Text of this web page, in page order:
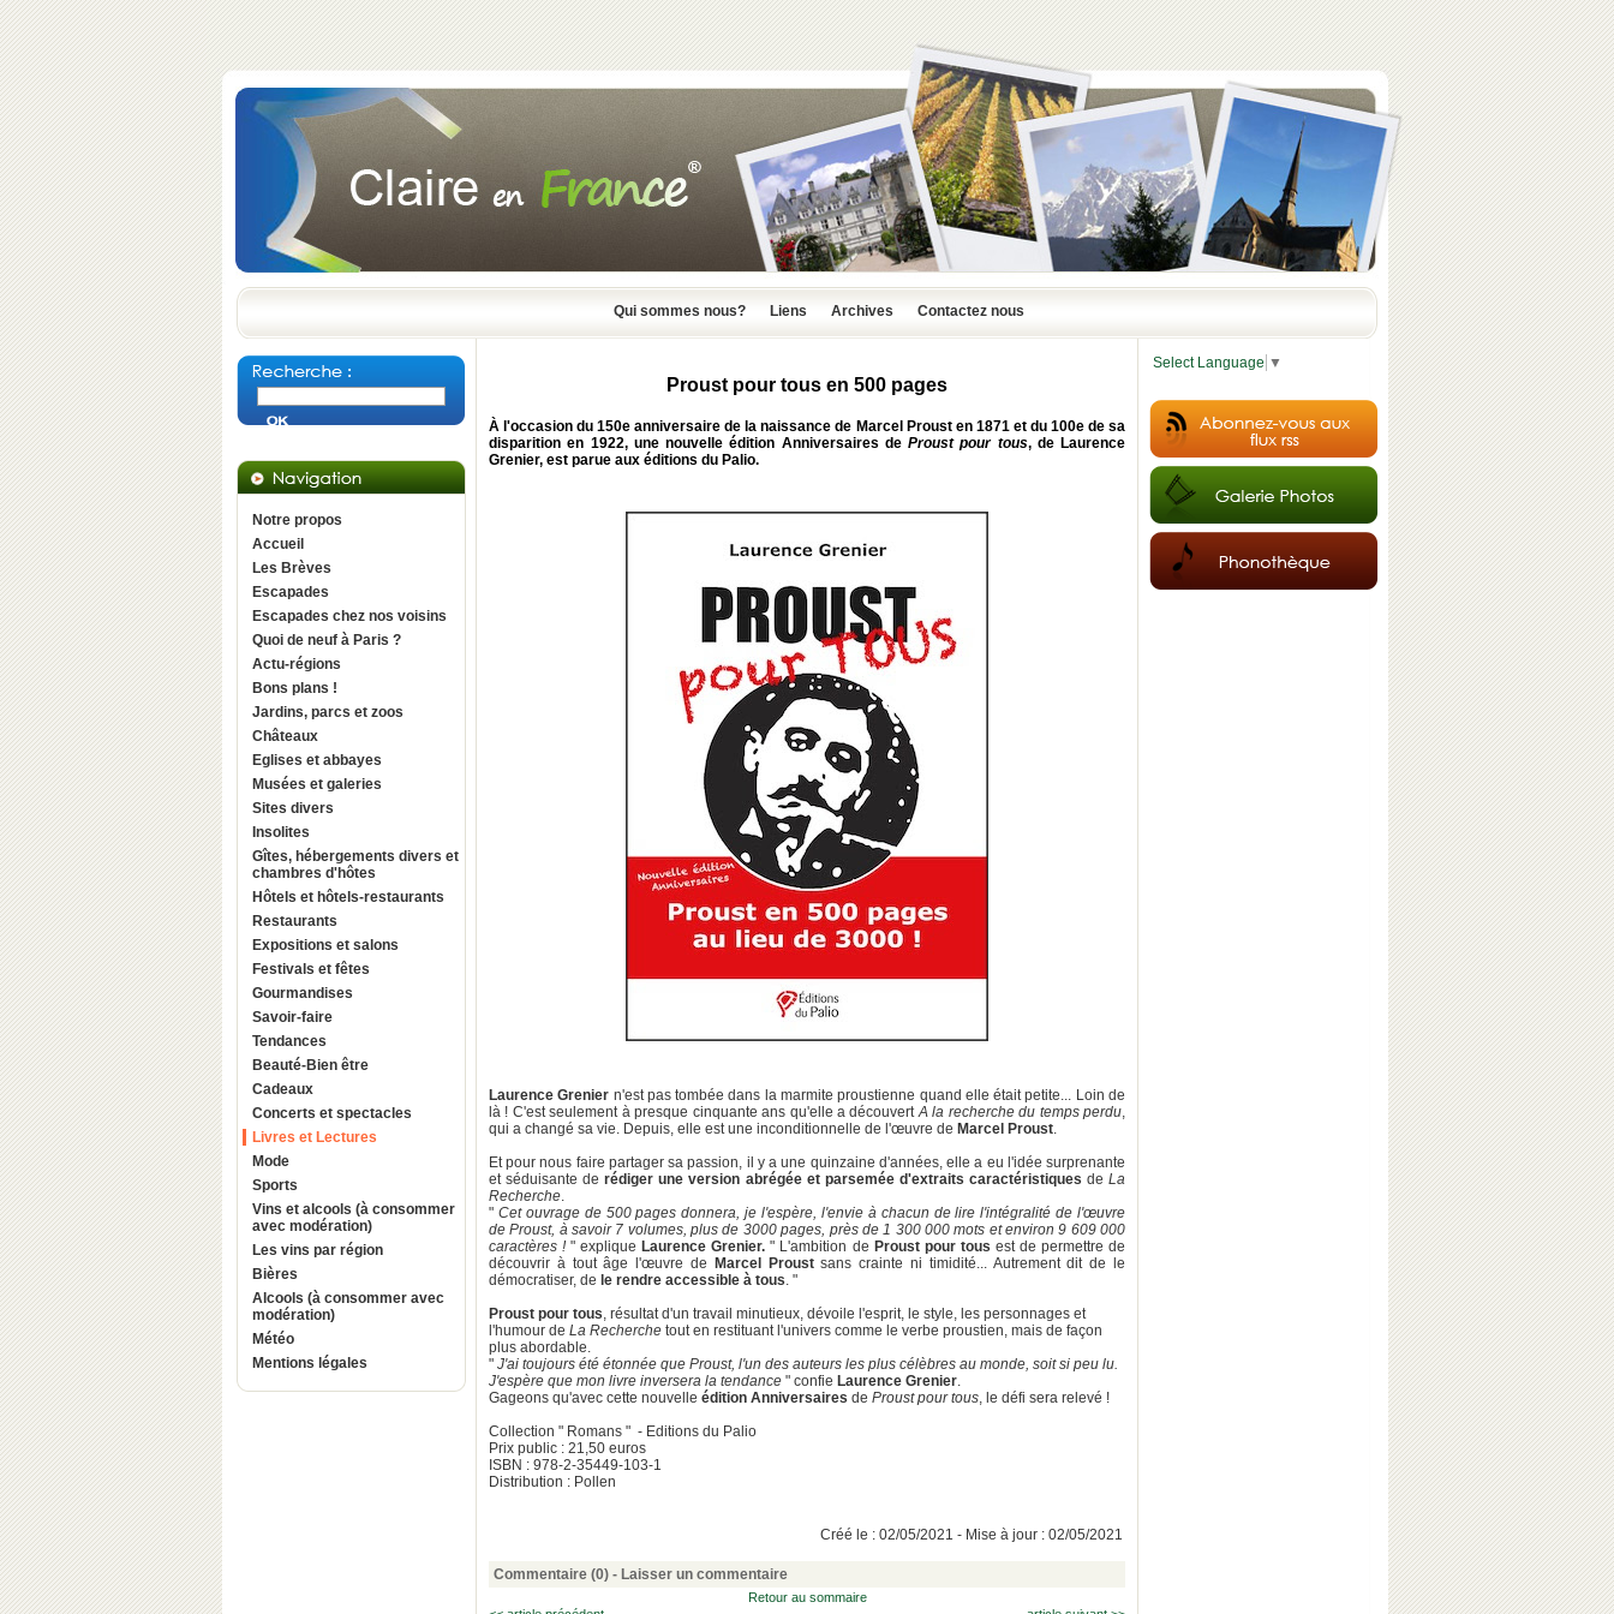
Qui sommes nous? Liens Archives Contactez nous
Notre propos
Accueil
Les Brèves
Escapades
Escapades chez nos voisins
Quoi de neuf à Paris ?
Actu-régions
Bons plans !
Jardins, parcs et zoos
Châteaux
Eglises et abbayes
Musées et galeries
Sites divers
Insolites
Gîtes, hébergements divers et
chambres d'hôtes
Hôtels et hôtels-restaurants
Restaurants
Expositions et salons
Festivals et fêtes
Gourmandises
Savoir-faire
Tendances
Beauté-Bien être
Cadeaux
Concerts et spectacles
Livres et Lectures
Mode
Sports
Vins et alcools (à consommer
avec modération)
Les vins par région
Bières
Alcools (à consommer avec
modération)
Météo
Mentions légales
Proust pour tous en 500 pages
À l'occasion du150e anniversaire de la naissance de Marcel Proust en 1871 et du 100e de sa
disparition en 1922, une nouvelle édition Anniversaires de Proust pour tous, de Laurence
Grenier, est parue aux éditions du Palio.
Laurence Grenier n'est pas tombée dans la marmite proustienne quand elle était petite... Loin de
là ! C'est seulement à presque cinquante ans qu'elle a découvertA la recherche du temps perdu,
qui a changé sa vie. Depuis, elle est une inconditionnelle de l'œuvre de Marcel Proust.
Et pour nous faire partager sa passion, il y a une quinzaine d'années, elle a eu l'idée surprenante
et séduisante de rédiger une version abrégée et parsemée d'extraits caractéristiques deLa
Recherche.
" Cet ouvrage de 500 pages donnera, je l'espère, l'envie à chacun de lire l'intégralité de l'œuvre
de Proust, à savoir 7 volumes, plus de 3000 pages, près de 1 300 000 mots et environ 9 609 000
caractères !" explique Laurence Grenier. " L'ambition de Proust pour tous est de permettre de
découvrir à tout âge l'œuvre de
Marcel Proustsans crainte ni timidité... Autrement dit de le
démocratiser, de le rendre accessible à tous. "
Proust pour tous, résultat d'un travail minutieux, dévoile l'esprit, le style, les personnages et
l'humour de La Recherche tout en restituant l'univers comme le verbe proustien, mais de façon
plus abordable.
" J'ai toujours été étonnée que Proust, l'un des auteurs les plus célèbres au monde, soit si peu lu.
J'espère que mon livre inversera la tendance " confie Laurence Grenier.
Gageons qu'avec cette nouvelle édition Anniversaires de Proust pour tous, le défi sera relevé !
Collection " Romans " - Editions du Palio
Prix public : 21,50 euros
ISBN : 978-2-35449-103-1
Distribution : Pollen
Créé le : 02/05/2021 - Mise à jour : 02/05/2021
Commentaire (0) - Laisser un commentaire
Retour au sommaire
Select Language ▼